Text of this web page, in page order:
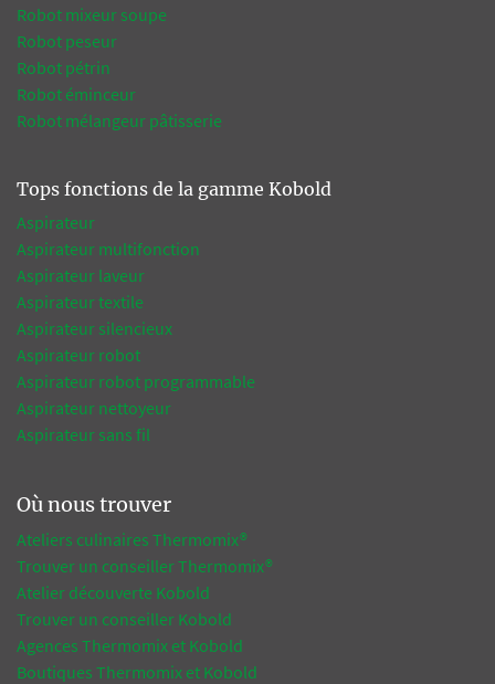
Robot mixeur soupe
Robot peseur
Robot pétrin
Robot éminceur
Robot mélangeur pâtisserie
Tops fonctions de la gamme Kobold
Aspirateur
Aspirateur multifonction
Aspirateur laveur
Aspirateur textile
Aspirateur silencieux
Aspirateur robot
Aspirateur robot programmable
Aspirateur nettoyeur
Aspirateur sans fil
Où nous trouver
Ateliers culinaires Thermomix®
Trouver un conseiller Thermomix®
Atelier découverte Kobold
Trouver un conseiller Kobold
Agences Thermomix et Kobold
Boutiques Thermomix et Kobold